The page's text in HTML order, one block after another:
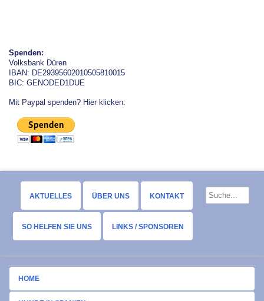
Spenden:
Volksbank Düren
IBAN: DE29395602010505810015
BIC: GENODED1DUE
Mit Paypal spenden? Hier klicken:
AKTUELLES ÜBER UNS KONTAKT
SO HELFEN SIE UNS LINKS / SPONSOREN
HOME